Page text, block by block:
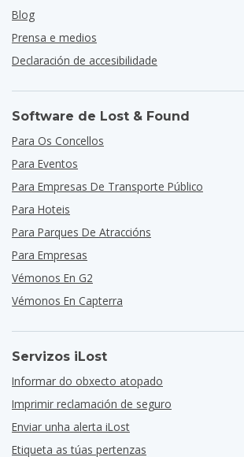
Blog
Prensa e medios
Declaración de accesibilidade
Software de Lost & Found
Para Os Concellos
Para Eventos
Para Empresas De Transporte Público
Para Hoteis
Para Parques De Atraccións
Para Empresas
Vémonos En G2
Vémonos En Capterra
Servizos iLost
Informar do obxecto atopado
Imprimir reclamación de seguro
Enviar unha alerta iLost
Etiqueta as túas pertenzas